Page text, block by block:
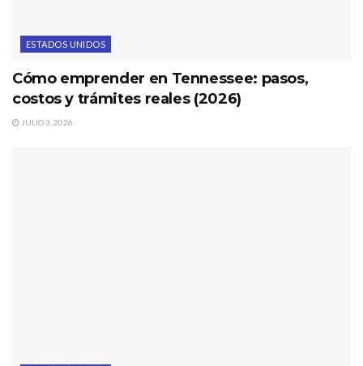
ESTADOS UNIDOS
Cómo emprender en Tennessee: pasos,
costos y trámites reales (2026)
JULIO 3, 2026